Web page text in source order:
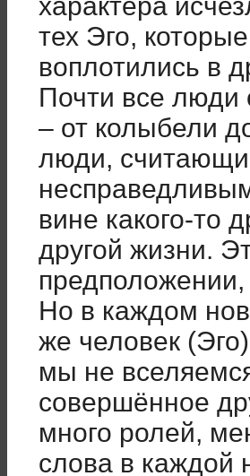
тех Эго,
воплотились в
Почти все люди
– от колыбели
люди,
вине какого-то
другой жизни.
предположении,
Но в каждом
же человек
мы не
совершённое
много ролей,
слова в каждой